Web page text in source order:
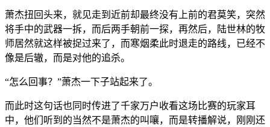
萧杰扭回头来，就见走到近前却最终没有上前的君莫笑，突然
将手中的武器一拆，而后两手朝前一探，再然后，陆世林的牧
师居然就这样被捉过来了，而寒烟柔此时退走的路线，已经不
像是后辙，而是对他的追杀。
“怎么回事？”萧杰一下子站起来了。
而此时这句话也同时传进了千家万户收看这场比赛的玩家耳
中，他们听到的当然不是萧杰的叫嚷，而是转播解说，刚刚还